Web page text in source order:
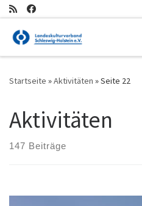
Zum Inhalt springen
Startseite »Aktivitäten »Seite 22
Aktivitäten
147 Beiträge